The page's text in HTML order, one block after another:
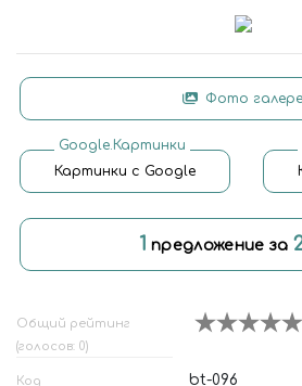
Фото
Google.Картинки
Картинки с Google
1 предложение за
Общий рейтинг
(голосов: 0)
Код bt-096